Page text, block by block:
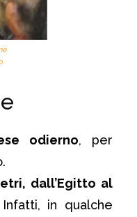
odierno, per
dall’Egitto al
Infatti, in qualche